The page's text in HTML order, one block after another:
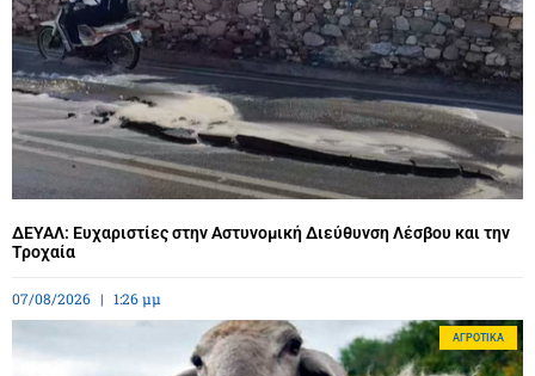
ΔΕΥΑΛ: Ευχαριστίες στην Αστυνομική Διεύθυνση Λέσβου και την
Τροχαία
07/08/2026 1:26 μμ
ΑΓΡΟΤΙΚΆ